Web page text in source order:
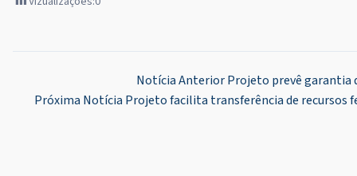
Notícia Anterior Projeto prevê garantia
Próxima Notícia Projeto facilita transferência de recursos